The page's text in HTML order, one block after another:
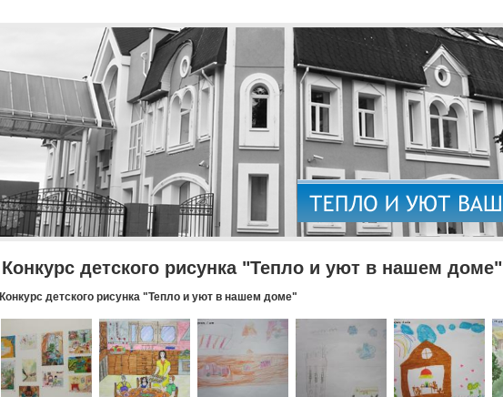
Конкурс детского рисунка "Тепло и уют в нашем доме"
Конкурс детского рисунка "Тепло и уют в нашем доме"